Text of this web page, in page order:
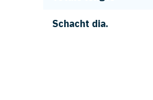
Schacht dia.